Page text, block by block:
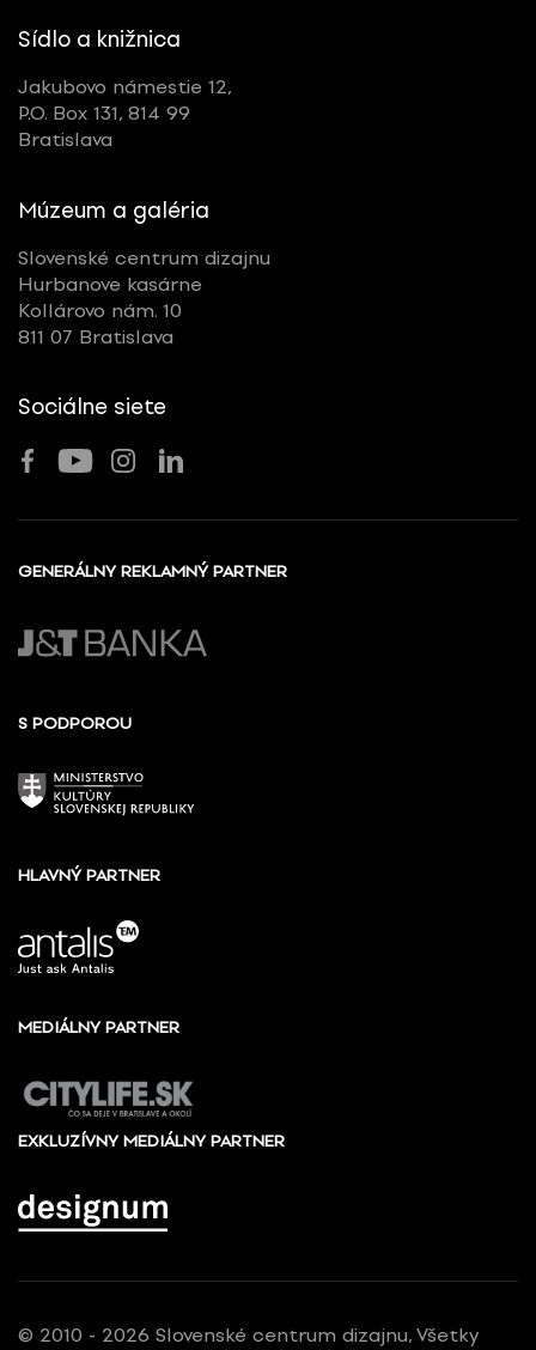
Sídlo a knižnica
Jakubovo námestie 12,
P.O. Box 131, 814 99
Bratislava
Múzeum a galéria
Slovenské centrum dizajnu
Hurbanove kasárne
Kollárovo nám. 10
811 07 Bratislava
Sociálne siete
GENERÁLNY REKLAMNÝ PARTNER
S PODPOROU
HLAVNÝ PARTNER
MEDIÁLNY PARTNER
EXKLUZÍVNY MEDIÁLNY PARTNER
© 2010 - 2026 Slovenské centrum dizajnu, Všetky